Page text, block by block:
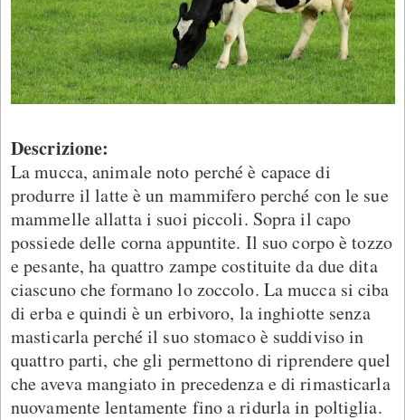
Descrizione:
La mucca, animale noto perché è capace di
produrre il latte è un mammifero perché con le sue
mammelle allatta i suoi piccoli. Sopra il capo
possiede delle corna appuntite. Il suo corpo è tozzo
e pesante, ha quattro zampe costituite da due dita
ciascuno che formano lo zoccolo. La mucca si ciba
di erba e quindi è un erbivoro, la inghiotte senza
masticarla perché il suo stomaco è suddiviso in
quattro parti, che gli permettono di riprendere quel
che aveva mangiato in precedenza e di rimasticarla
nuovamente lentamente fino a ridurla in poltiglia.